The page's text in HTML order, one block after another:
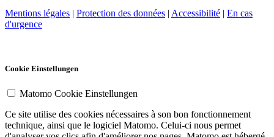
Mentions légales | Protection des données | Accessibilité | En cas
d'urgence
Cookie Einstellungen
Matomo Cookie Einstellungen
Ce site utilise des cookies nécessaires à son bon fonctionnement
technique, ainsi que le logiciel Matomo. Celui-ci nous permet